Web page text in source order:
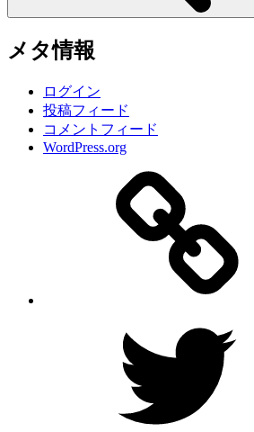
メタ情報
ログイン
投稿フィード
コメントフィード
WordPress.org